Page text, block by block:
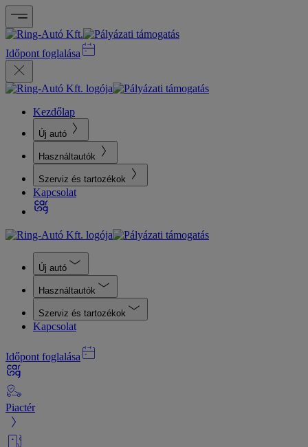
Időpont foglalása
Kezdőlap
Új autó
Használtautók
Szerviz és tartozékok
Kapcsolat
Új autó
Használtautók
Szerviz és tartozékok
Kapcsolat
Időpont foglalása
Piactér